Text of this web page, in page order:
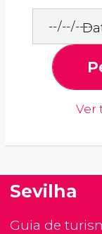
Ver
Sevilha
Guia de